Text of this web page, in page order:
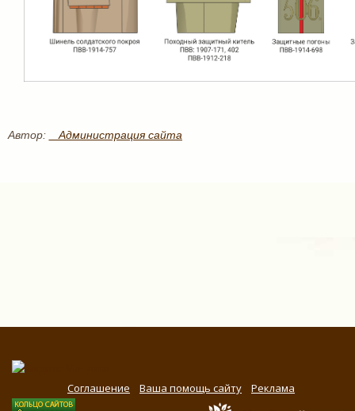
Автор: _ Администрация сайта
Соглашение Ваша помощь сайту Реклама